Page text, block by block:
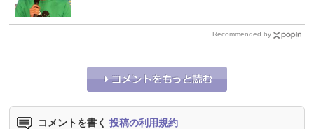
Recommended by
コメントを書く 投稿の利用規約